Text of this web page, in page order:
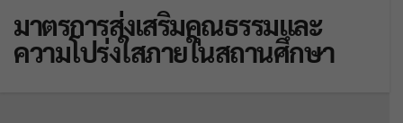
มาตรการส่งเสริมคุณธรรมและ
ความโปร่งใสภายในสถานศึกษา